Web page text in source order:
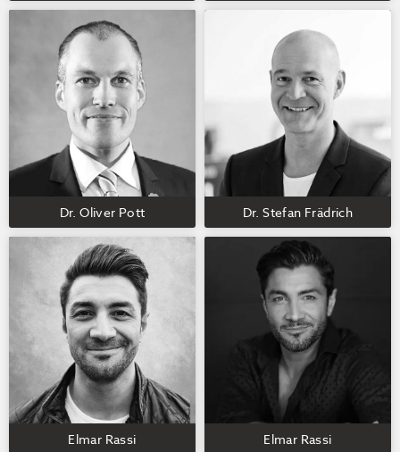
Dr. Oliver Pott Dr. Stefan Frädrich
Elmar Rassi Elmar Rassi